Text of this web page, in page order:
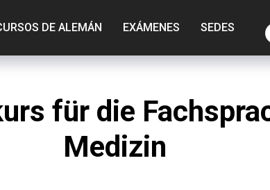
DE ALEMÁN EXÁMENES SEDES
für die
Medizin